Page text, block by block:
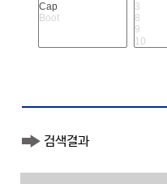
검색결과